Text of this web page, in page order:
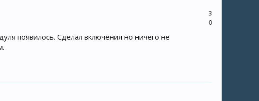
3
0
появилось. Сделал включения но ничего не